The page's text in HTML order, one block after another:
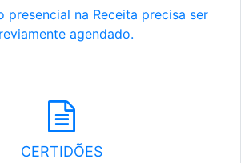
presencial na Receita precisa ser
agendado.
CERTIDÕES